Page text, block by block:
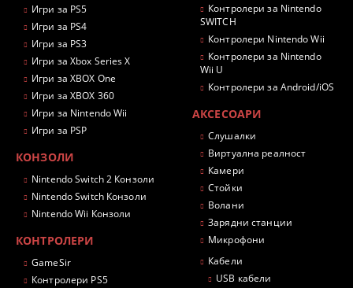
Игри за PS5
Игри за PS4
Игри за PS3
Игри за Xbox Series X
Игри за XBOX One
Игри за XBOX 360
Игри за Nintendo Wii
Игри за PSP
КОНЗОЛИ
Nintendo Switch 2 Конзоли
Nintendo Switch Конзоли
Nintendo Wii Конзоли
КОНТРОЛЕРИ
GameSir
Контролери PS5
Контролери за Nintendo
SWITCH
Контролери Nintendo Wii
Контролери за Nintendo
Wii U
Контролери за Android/iOS
АКСЕСОАРИ
Слушалки
Виртуална реалност
Камери
Стойки
Волани
Зарядни станции
Микрофони
Кабели
USB кабели